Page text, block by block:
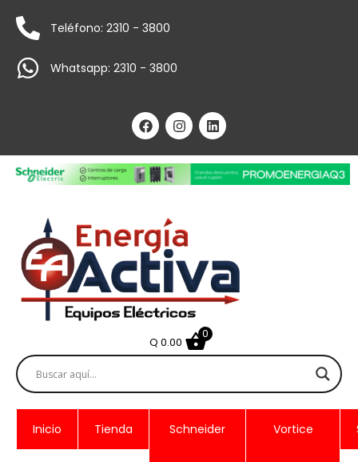
Teléfono: 2310 - 3800
Whatsapp: 2310 - 3800
Q 0.00
0
Inicio Tienda Schneider Vortice